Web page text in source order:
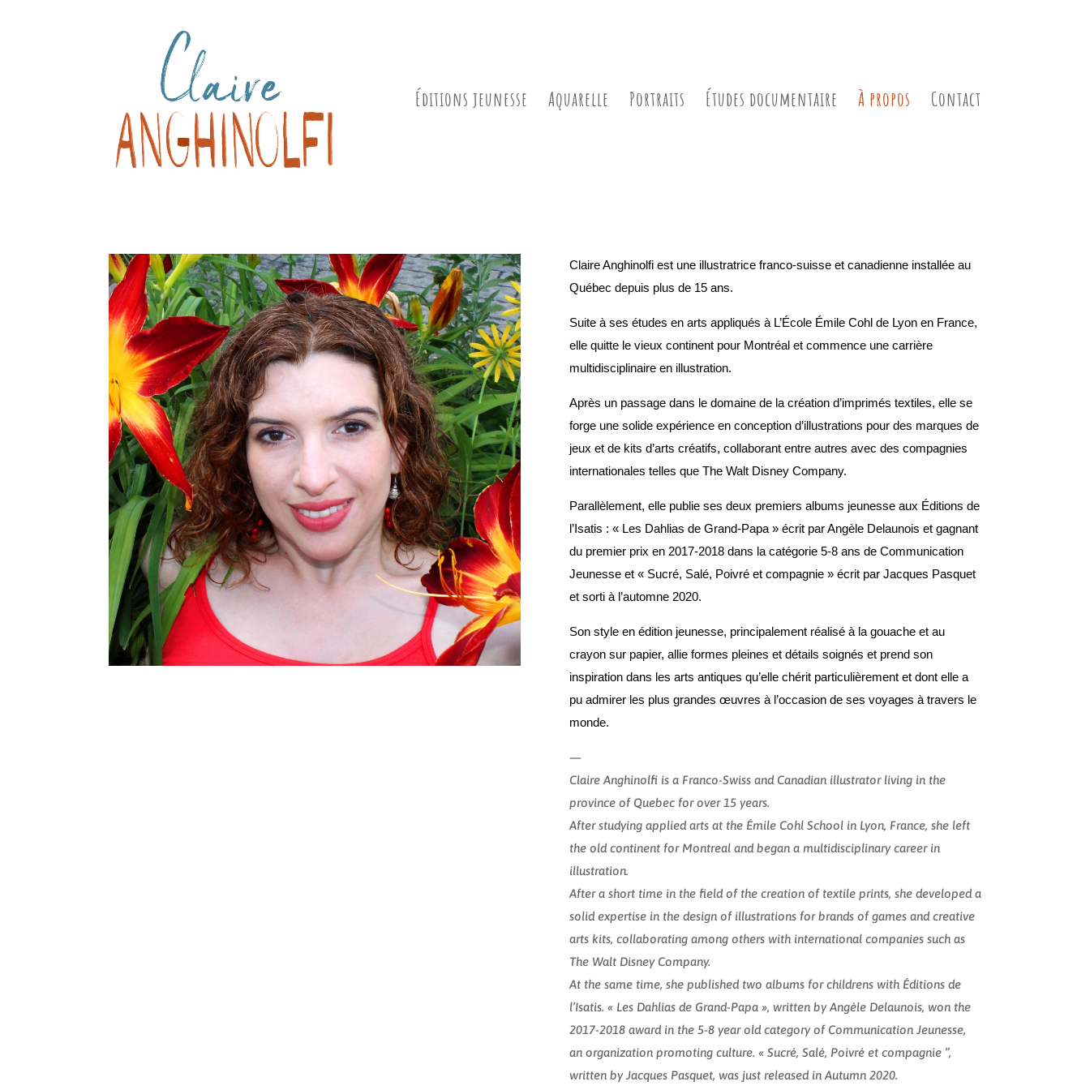
Éditions jeunesse Aquarelle Portraits Études documentaire À propos Contact
Claire Anghinolfi est une illustratrice franco-suisse et canadienne installée au
Québec depuis plus de 15 ans.
Suite à ses études en arts appliqués à L’École Émile Cohl de Lyon en France,
elle quitte le vieux continent pour Montréal et commence une carrière
multidisciplinaire en illustration.
Après un passage dans le domaine de la création d’imprimés textiles, elle se
forge une solide expérience en conception d’illustrations pour des marques de
jeux et de kits d’arts créatifs, collaborant entre autres avec des compagnies
internationales telles que The Walt Disney Company.
Parallèlement, elle publie ses deux premiers albums jeunesse aux Éditions de
l’Isatis : « Les Dahlias de Grand-Papa » écrit par Angèle Delaunois et gagnant
du premier prix en 2017-2018 dans la catégorie 5-8 ans de Communication
Jeunesse et « Sucré, Salé, Poivré et compagnie » écrit par Jacques Pasquet
et sorti à l’automne 2020.
Son style en édition jeunesse, principalement réalisé à la gouache et au
crayon sur papier, allie formes pleines et détails soignés et prend son
inspiration dans les arts antiques qu’elle chérit particulièrement et dont elle a
pu admirer les plus grandes œuvres à l’occasion de ses voyages à travers le
monde.
—
Claire Anghinolfi is a Franco-Swiss and Canadian illustrator living in the
province of Quebec for over 15 years.
After studying applied arts at the Émile Cohl School in Lyon, France, she left
the old continent for Montreal and began a multidisciplinary career in
illustration.
After a short time in the field of the creation of textile prints, she developed a
solid expertise in the design of illustrations for brands of games and creative
arts kits, collaborating among others with international companies such as
The Walt Disney Company.
At the same time, she published two albums for childrens with Éditions de
l’Isatis. « Les Dahlias de Grand-Papa », written by Angèle Delaunois, won the
2017-2018 award in the 5-8 year old category of Communication Jeunesse,
an organization promoting culture. « Sucré, Salé, Poivré et compagnie ”,
written by Jacques Pasquet, was just released in Autumn 2020.